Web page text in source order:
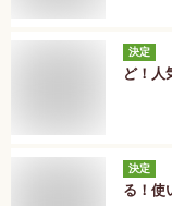
決定
ど！人
決定
る！使